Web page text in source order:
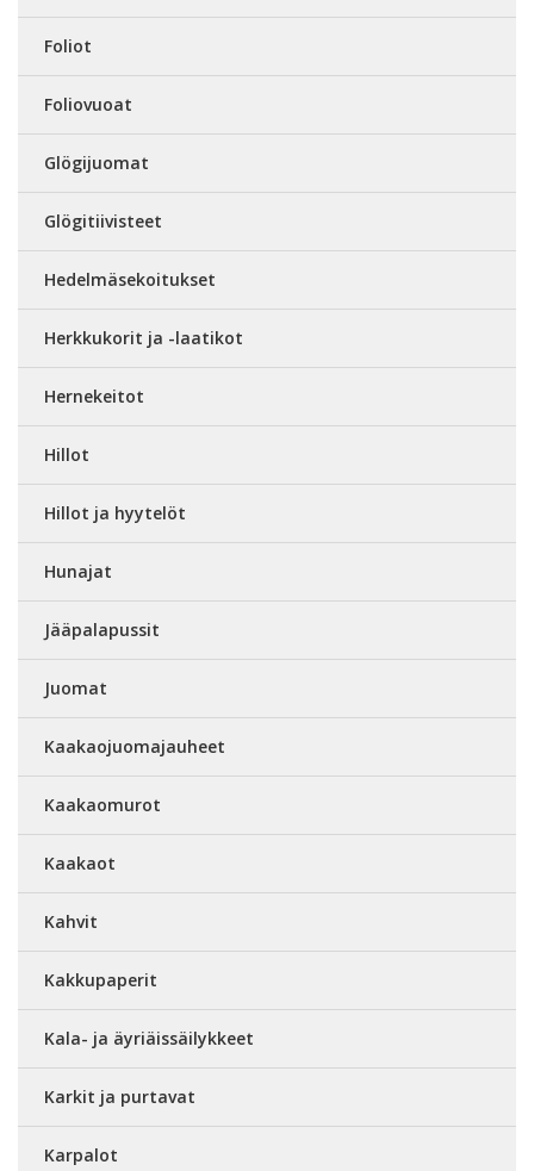
Foliot
Foliovuoat
Glögijuomat
Glögitiivisteet
Hedelmäsekoitukset
Herkkukorit ja -laatikot
Hernekeitot
Hillot
Hillot ja hyytelöt
Hunajat
Jääpalapussit
Juomat
Kaakaojuomajauheet
Kaakaomurot
Kaakaot
Kahvit
Kakkupaperit
Kala- ja äyriäissäilykkeet
Karkit ja purtavat
Karpalot